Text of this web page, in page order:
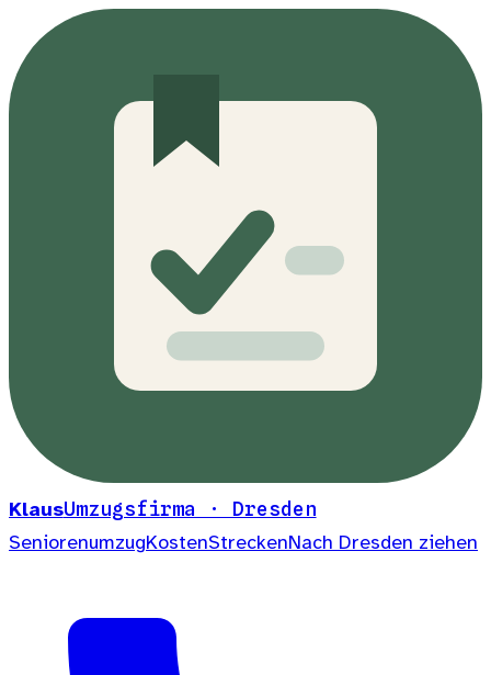
KlausUmzugsfirma · Dresden
SeniorenumzugKostenStreckenNach Dresden ziehen